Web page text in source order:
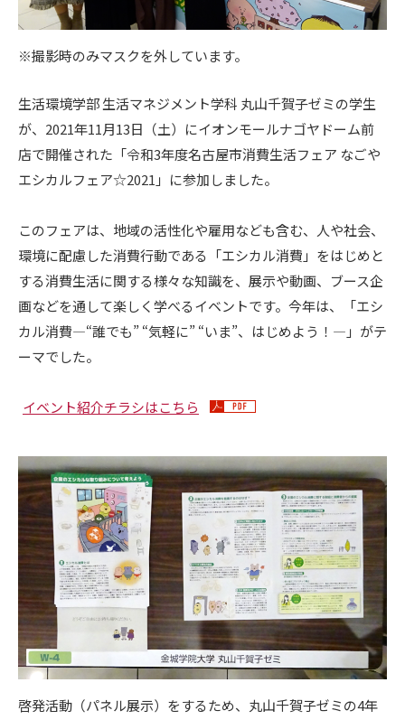
※撮影時のみマスクを外しています。
生活環境学部 生活マネジメント学科 丸山千賀子ゼミの学生
が、2021年11月13日（土）にイオンモールナゴヤドーム前
店で開催された「令和3年度名古屋市消費生活フェア なごや
エシカルフェア☆2021」に参加しました。
このフェアは、地域の活性化や雇用なども含む、人や社会、
環境に配慮した消費行動である「エシカル消費」をはじめと
する消費生活に関する様々な知識を、展示や動画、ブース企
画などを通して楽しく学べるイベントです。今年は、「エシ
カル消費―“誰でも” “気軽に” “いま”、はじめよう！―」がテ
ーマでした。
イベント紹介チラシはこちら
啓発活動（パネル展示）をするため、丸山千賀子ゼミの4年